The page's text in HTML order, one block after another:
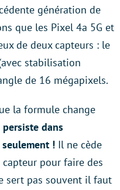
génération de
que les Pixel 4a 5G et
de deux capteurs : le
stabilisation
de 16 mégapixels.
la formule change
dans
! Il ne cède
pour faire des
sert pas souvent il faut